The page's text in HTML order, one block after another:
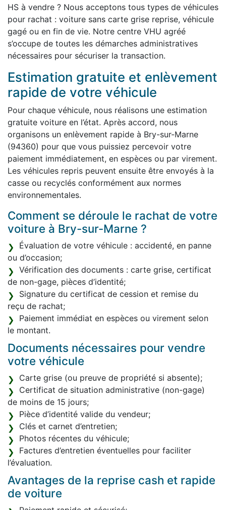
HS à vendre ? Nous acceptons tous types de véhicules
pour rachat : voiture sans carte grise reprise, véhicule
gagé ou en fin de vie. Notre centre VHU agréé
s’occupe de toutes les démarches administratives
nécessaires pour sécuriser la transaction.
Estimation gratuite et enlèvement
rapide de votre véhicule
Pour chaque véhicule, nous réalisons une estimation
gratuite voiture en l’état. Après accord, nous
organisons un enlèvement rapide à Bry-sur-Marne
(94360) pour que vous puissiez percevoir votre
paiement immédiatement, en espèces ou par virement.
Les véhicules repris peuvent ensuite être envoyés à la
casse ou recyclés conformément aux normes
environnementales.
Comment se déroule le rachat de votre
voiture à Bry-sur-Marne ?
Évaluation de votre véhicule : accidenté, en panne
ou d’occasion;
Vérification des documents : carte grise, certificat
de non-gage, pièces d’identité;
Signature du certificat de cession et remise du
reçu de rachat;
Paiement immédiat en espèces ou virement selon
le montant.
Documents nécessaires pour vendre
votre véhicule
Carte grise (ou preuve de propriété si absente);
Certificat de situation administrative (non-gage)
de moins de 15 jours;
Pièce d’identité valide du vendeur;
Clés et carnet d’entretien;
Photos récentes du véhicule;
Factures d’entretien éventuelles pour faciliter
l’évaluation.
Avantages de la reprise cash et rapide
de voiture